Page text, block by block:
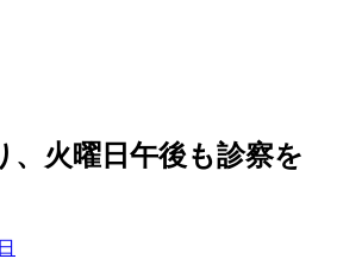
、火曜日午後も診察を